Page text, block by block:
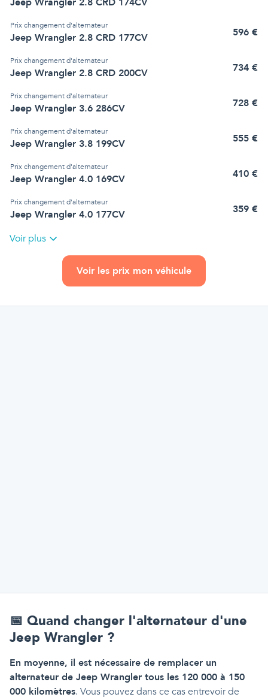
Prixchangement d'alternateur
Jeep Wrangler 2.8 CRD 177CV 596 €
Prixchangement d'alternateur
Jeep Wrangler 2.8 CRD 200CV 734 €
Prixchangement d'alternateur
Jeep Wrangler 3.6 286CV 728 €
Prixchangement d'alternateur
Jeep Wrangler 3.8 199CV 555 €
Prixchangement d'alternateur
Jeep Wrangler 4.0 169CV 410 €
Prixchangement d'alternateur
Jeep Wrangler 4.0 177CV 359 €
Voir plus
Voir les prix mon véhicule
📅 Quand changer l'alternateur d'une
Jeep Wrangler ?
En moyenne, il est nécessaire de remplacer un
alternateur de Jeep Wrangler tous les 120 000 à 150
000 kilomètres. Vous pouvez dans ce cas entrevoir de